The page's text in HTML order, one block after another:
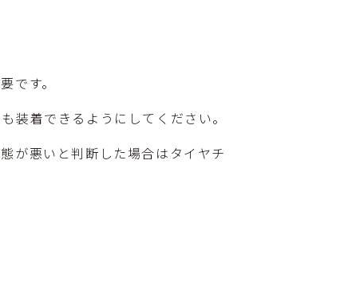
です。
装着できるようにしてください。
が悪いと判断した場合はタイヤチ